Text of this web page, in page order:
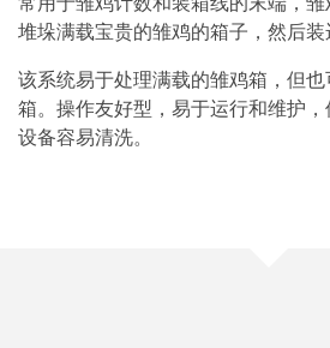
堆垛满载宝贵的雏鸡的箱子，然后装
该系统易于处理满载的雏鸡箱，但
箱。操作友好型，易于运行和维护
设备容易清洗。